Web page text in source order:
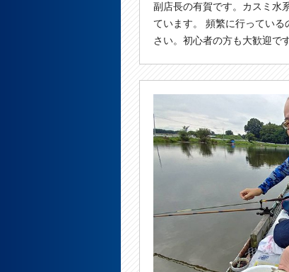
副店長の有賀です。カスミ水
ています。 頻繁に行ってい
さい。初心者の方も大歓迎です